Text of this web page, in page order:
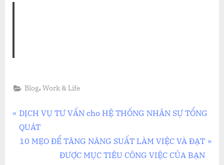
Blog,Work & Life
Điều
hướng
P
r
e
DỊCH VỤ TƯ VẤN cho HỆ THỐNG NHÂN SỰ TỔNG
QUÁT
N
10 MẸO ĐỂ TĂNG NĂNG SUẤT LÀM VIỆC VÀ ĐẠT
ĐƯỢC MỤC TIÊU CÔNG VIỆC CỦA BẠN